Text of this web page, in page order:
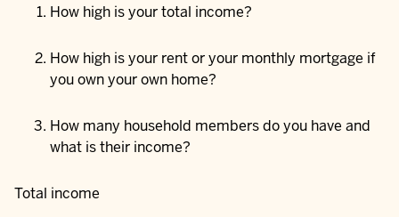
How high is your total income?
How high is your rent or your monthly mortgage if
you own your own home?
How many household members do you have and
what is their income?
Total income